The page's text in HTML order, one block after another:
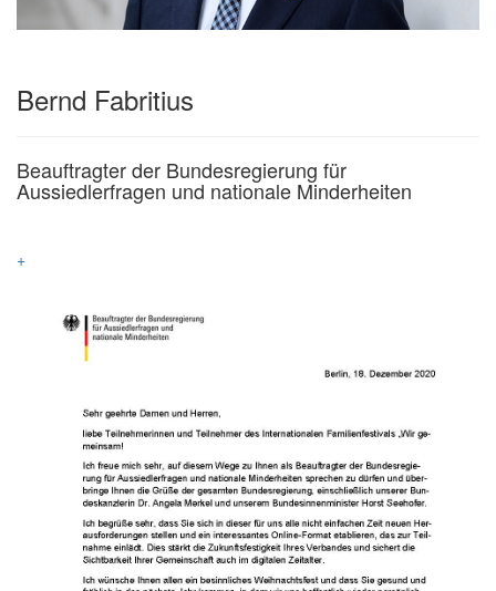
Bernd Fabritius
Beauftragter der Bundesregierung für
Aussiedlerfragen und nationale Minderheiten
+